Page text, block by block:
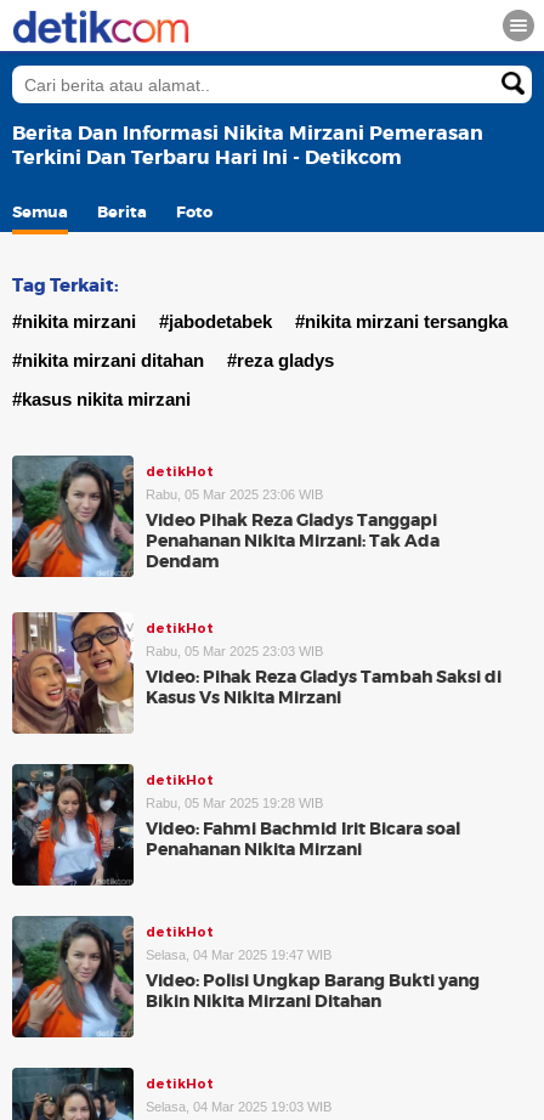
Berita Dan Informasi Nikita Mirzani Pemerasan
Terkini Dan Terbaru Hari Ini - Detikcom
Semua Berita Foto
Tag Terkait:
#nikita mirzani #jabodetabek
#nikita mirzani tersangka
#nikita mirzani ditahan
#reza gladys
#kasus nikita mirzani
detikHot
Rabu, 05 Mar 2025 23:06 WIB
Video Pihak Reza Gladys Tanggapi
Penahanan Nikita Mirzani: Tak Ada
Dendam
detikHot
Rabu, 05 Mar 2025 23:03 WIB
Video: Pihak Reza Gladys Tambah Saksi di
Kasus Vs Nikita Mirzani
detikHot
Rabu, 05 Mar 2025 19:28 WIB
Video: Fahmi Bachmid Irit Bicara soal
Penahanan Nikita Mirzani
detikHot
Selasa, 04 Mar 2025 19:47 WIB
Video: Polisi Ungkap Barang Bukti yang
Bikin Nikita Mirzani Ditahan
detikHot
Selasa, 04 Mar 2025 19:03 WIB